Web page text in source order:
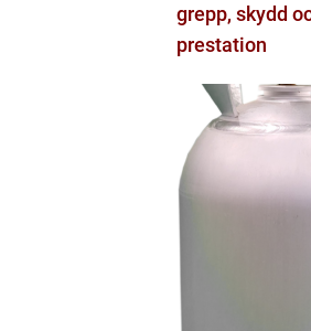
grepp, skydd
prestation